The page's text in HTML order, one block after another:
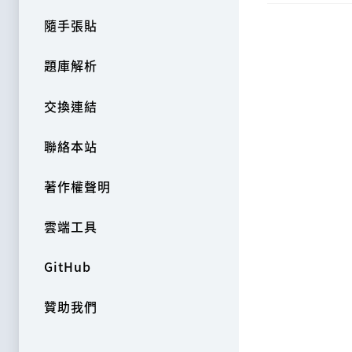
隨手張貼
題庫解析
交換連結
聯絡本站
著作權聲明
雲端工具
GitHub
贊助我們